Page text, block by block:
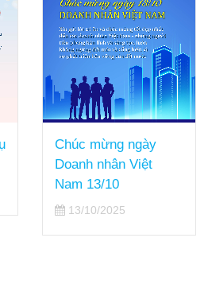
Chúc mừng ngày
Doanh nhân Việt
Nam 13/10
13/10/2025